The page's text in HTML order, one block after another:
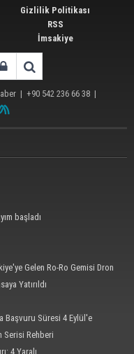
Gizlilik Politikası
RSS
İmsakiye
| +90 542 236 66 38 |
başladı
Gelen Ro-Ro Gemisi Dron
Yatırıldı
Başvuru Süresi 4 Eylül'e
Serisi Rehberi
4 Yaralı